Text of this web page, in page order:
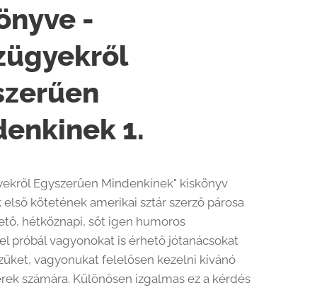
-
1.
Egyszerűen Mindenkinek" kiskönyv
első kötetének amerikai sztár szerző párosa
hétköznapi, sőt igen humoros
próbál vagyonokat is érhető jótanácsokat
vagyonukat felelősen kezelni kívánó
számára. Különösen izgalmas ez a kérdés